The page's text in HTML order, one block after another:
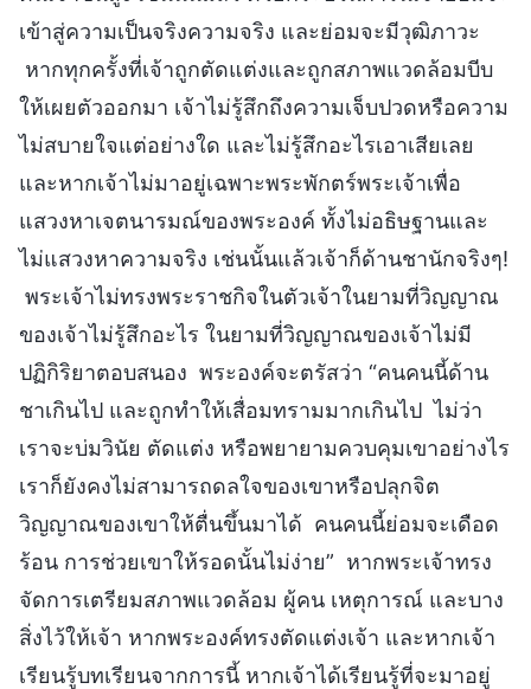
เข้าสู่ความเป็นจริงความจริง และย่อมจะมีวุฒิภาวะ
หากทุกครั้งที่เจ้าถูกตัดแต่งและถูกสภาพแวดล้อมบีบ
ให้เผยตัวออกมา เจ้าไม่รู้สึกถึงความเจ็บปวดหรือความ
ไม่สบายใจแต่อย่างใด และไม่รู้สึกอะไรเอาเสียเลย
และหากเจ้าไม่มาอยู่เฉพาะพระพักตร์พระเจ้าเพื่อ
แสวงหาเจตนารมณ์ของพระองค์ ทั้งไม่อธิษฐานและ
ไม่แสวงหาความจริง เช่นนั้นแล้วเจ้าก็ด้านชานักจริงๆ!
พระเจ้าไม่ทรงพระราชกิจในตัวเจ้าในยามที่วิญญาณ
ของเจ้าไม่รู้สึกอะไร ในยามที่วิญญาณของเจ้าไม่มี
ปฏิกิริยาตอบสนอง พระองค์จะตรัสว่า “คนคนนี้ด้าน
ชาเกินไป และถูกทำให้เสื่อมทรามมากเกินไป ไม่ว่า
เราจะบ่มวินัย ตัดแต่ง หรือพยายามควบคุมเขาอย่างไร
เราก็ยังคงไม่สามารถดลใจของเขาหรือปลุกจิต
วิญญาณของเขาให้ตื่นขึ้นมาได้ คนคนนี้ย่อมจะเดือด
ร้อน การช่วยเขาให้รอดนั้นไม่ง่าย” หากพระเจ้าทรง
จัดการเตรียมสภาพแวดล้อม ผู้คน เหตุการณ์ และบาง
สิ่งไว้ให้เจ้า หากพระองค์ทรงตัดแต่งเจ้า และหากเจ้า
เรียนรู้บทเรียนจากการนี้ หากเจ้าได้เรียนรู้ที่จะมาอยู่